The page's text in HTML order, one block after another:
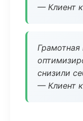
— Клиент
снизили
— Клиент